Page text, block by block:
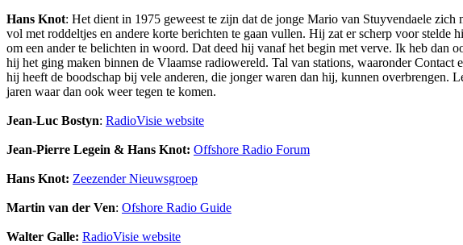
Hans Knot: Het dient in 1975 geweest te zijn dat de jonge Mario van Stuyvendaele
vol met roddeltjes en andere korte berichten te gaan vullen. Hij zat er scherp voor
om een ander te belichten in woord. Dat deed hij vanaf het begin met verve. Ik heb
hij het ging maken binnen de Vlaamse radiowereld. Tal van stations, waaronder Contact
hij heeft de boodschap bij vele anderen, die jonger waren dan hij, kunnen overbrengen.
jaren waar dan ook weer tegen te komen.
Jean-Luc Bostyn: RadioVisie website
Jean-Pierre Legein & Hans Knot: Offshore Radio Forum
Hans Knot: Zeezender Nieuwsgroep
Martin van der Ven: Ofshore Radio Guide
Walter Galle: RadioVisie website